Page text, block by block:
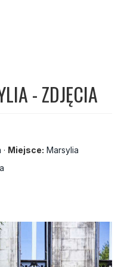
- ZDJĘCIA
· Miejsce: Marsylia